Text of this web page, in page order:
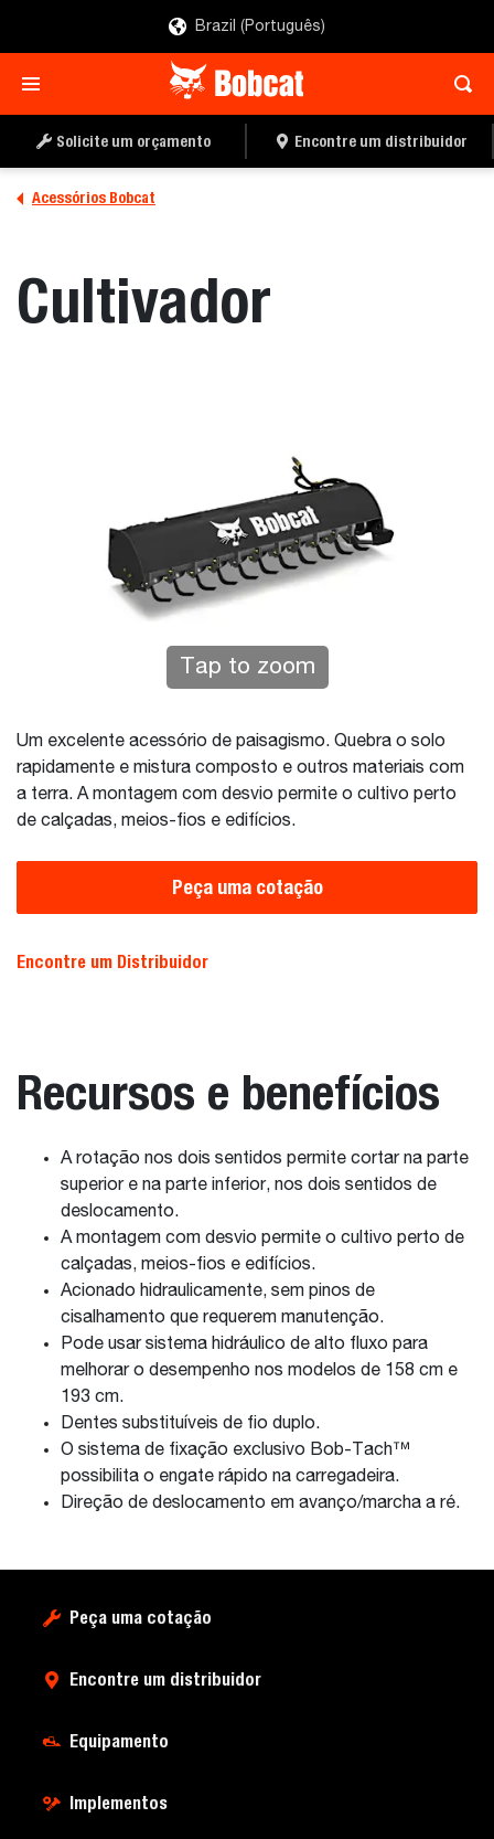
Brazil (Português)
Solicite um orçamento Encontre um distribuidor
Acessórios Bobcat
Cultivador
Tap to zoom
Um excelente acessório de paisagismo. Quebra o solo
rapidamente e mistura composto e outros materiais com
a terra. A montagem com desvio permite o cultivo perto
de calçadas, meios-fios e edifícios.
Peça uma cotação
Encontre um Distribuidor
Recursos e benefícios
A rotação nos dois sentidos permite cortar na parte
superior e na parte inferior, nos dois sentidos de
deslocamento.
A montagem com desvio permite o cultivo perto de
calçadas, meios-fios e edifícios.
Acionado hidraulicamente, sem pinos de
cisalhamento que requerem manutenção.
Pode usar sistema hidráulico de alto fluxo para
melhorar o desempenho nos modelos de 158 cm e
193 cm.
Dentes substituíveis de fio duplo.
O sistema de fixação exclusivo Bob-Tach™
possibilita o engate rápido na carregadeira.
Direção de deslocamento em avanço/marcha a ré.
Peça uma cotação
Encontre um distribuidor
Equipamento
Implementos
PEÇA UMA COTAÇÃO
ENCONTRE UM